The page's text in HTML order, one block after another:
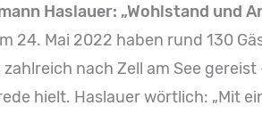
Haslauer: „Wohlstand und
24. Mai 2022 haben rund 130
nach Zell am See
hielt. Haslauer wörtlich: „Mit